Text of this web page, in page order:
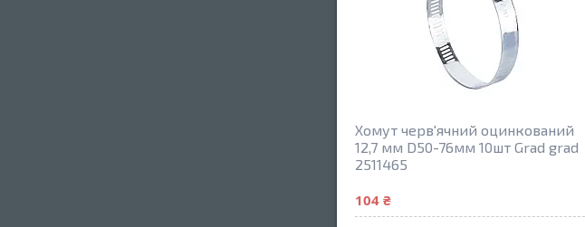
Хомут черв'ячний оцинкований
12,7 мм D50-76мм 10шт Grad grad
2511465
104 ₴